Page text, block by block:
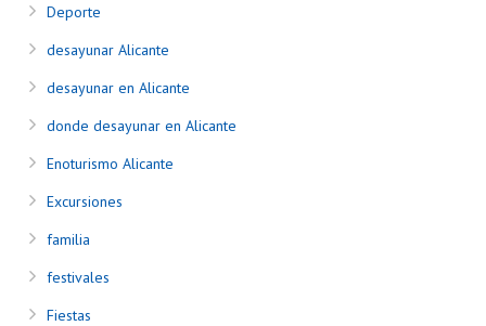
Deporte
desayunar Alicante
desayunar en Alicante
donde desayunar en Alicante
Enoturismo Alicante
Excursiones
familia
festivales
Fiestas